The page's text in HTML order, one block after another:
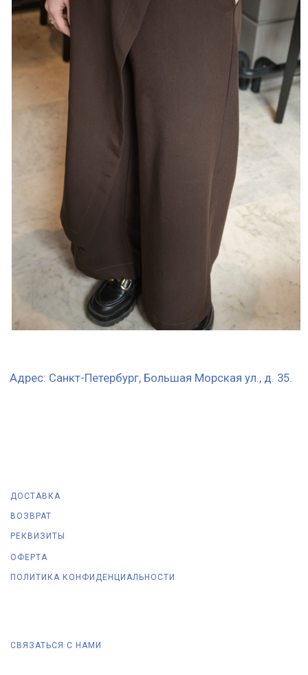
ДОСТАВКА
РЕКВИЗИТЫ
ОФЕРТА
СВЯЗАТЬСЯ С НАМИ
ПОЛИТИКА КОНФИДЕНЦИАЛЬНОСТИ
ВОЗВРАТ